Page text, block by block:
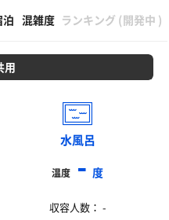
泊 混雑度 ランキング (開発中 )
用
水風呂
温度 -度
収容人数： -